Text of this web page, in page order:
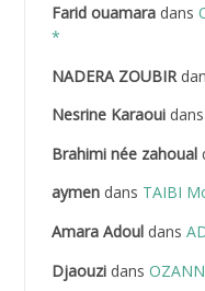
ABDELAZIZ Mohamed
ABDELHAFID
ABDELLI Mohamed
ABDELLI Mohamed *
Farid ouamaradans
*
NADERA ZOUBIR
Nesrine Karaouidans
Brahimi née zahoual
aymendans TAIBI
Amara Adouldans
Djaouzidans